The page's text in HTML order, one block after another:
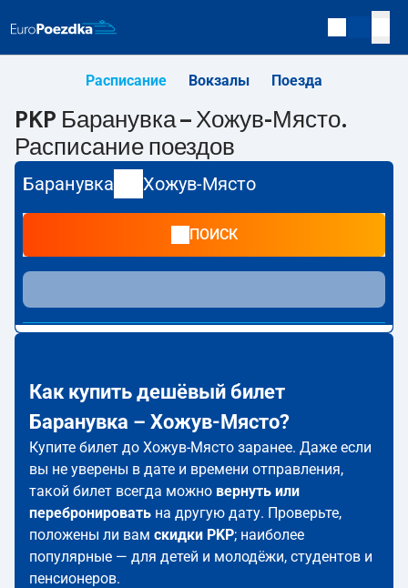
Расписание Вокзалы Поезда
PKP Баранувка – Хожув-Място.
Расписание поездов
Баранувка Хожув-Място
ПОИСК
Как купить дешёвый билет
Баранувка – Хожув-Място?
Купите билет до Хожув-Място заранее. Даже если
вы не уверены в дате и времени отправления,
такой билет всегда можно вернуть или
перебронировать на другую дату. Проверьте,
положены ли вам скидки PKP; наиболее
популярные — для детей и молодёжи, студентов и
пенсионеров.